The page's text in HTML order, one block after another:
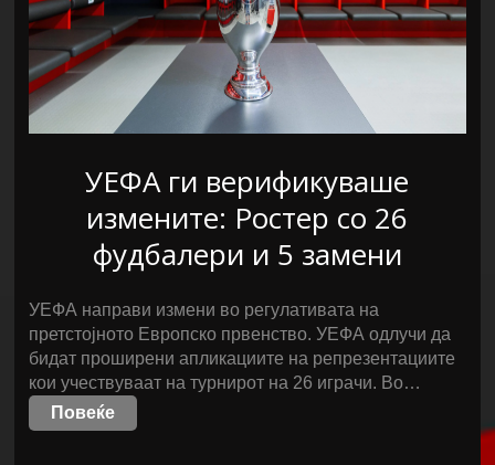
УЕФА ги верификуваше
измените: Ростер со 26
фудбалери и 5 замени
УЕФА направи измени во регулативата на
претстојното Европско првенство. УЕФА одлучи да
бидат проширени апликациите на репрезентациите
кои учествуваат на турнирот на 26 играчи. Во…
Повеќе